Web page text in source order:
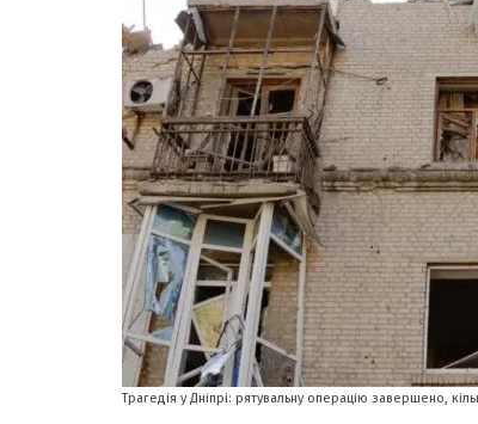
Трагедія у Дніпрі: рятувальну операцію завершено,